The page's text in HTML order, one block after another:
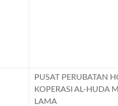
PUSAT PERUBATAN
KOPERASI AL-HUDA
LAMA